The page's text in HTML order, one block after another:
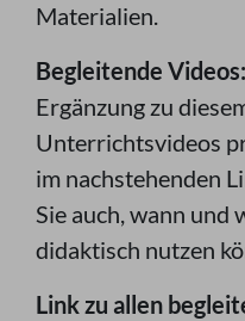
Materialien.
Begleitende Videos:
Ergänzung zu
Unterrichtsvideos
im nachstehenden
Sie auch, wann und
didaktisch nutzen
Link zu allen